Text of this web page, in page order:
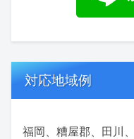
対応地域例
福岡、糟屋郡、田川